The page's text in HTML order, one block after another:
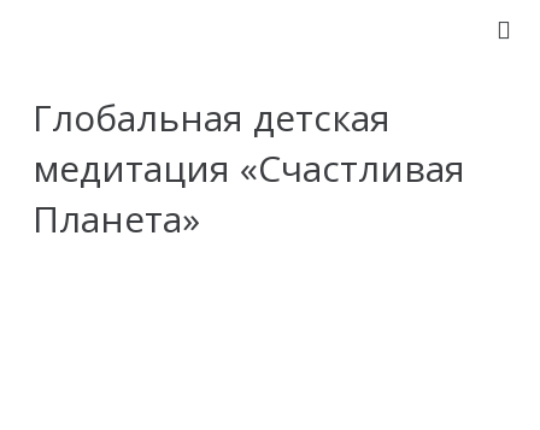
Глобальная детская
медитация «Счастливая
Планета»